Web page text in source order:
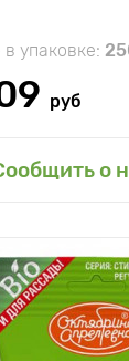
упаковке:
руб
о